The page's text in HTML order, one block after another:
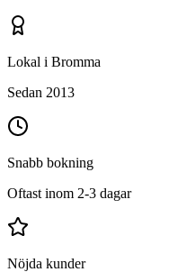
Lokal i Bromma
Sedan 2013
Snabb bokning
Oftast inom 2-3 dagar
Nöjda kunder